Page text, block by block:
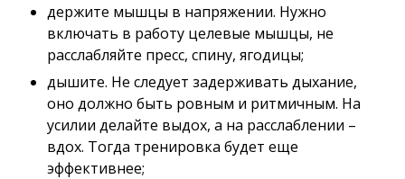
держите мышцы в напряжении. Нужно
включать в работу целевые мышцы, не
расслабляйте пресс, спину, ягодицы;
дышите. Не следует задерживать дыхание,
оно должно быть ровным и ритмичным. На
усилии делайте выдох, а на расслаблении –
вдох. Тогда тренировка будет еще
эффективнее;